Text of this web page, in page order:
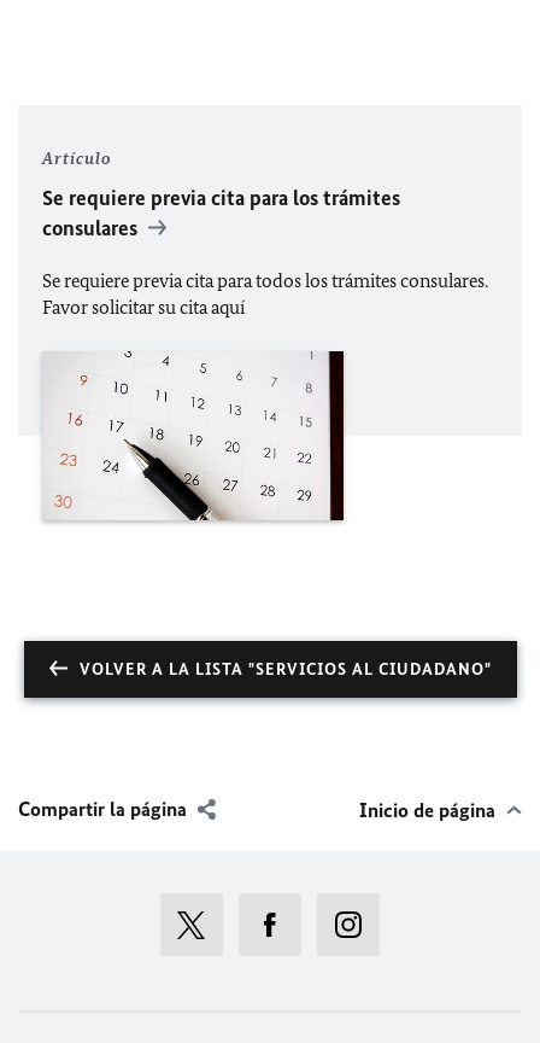
Artículo
Se requiere previa cita para los trámites
consulares
Se requiere previa cita para todos los trámites consulares.
Favor solicitar su cita aquí
VOLVER A LA LISTA "SERVICIOS AL CIUDADANO"
Compartir la página Inicio de página